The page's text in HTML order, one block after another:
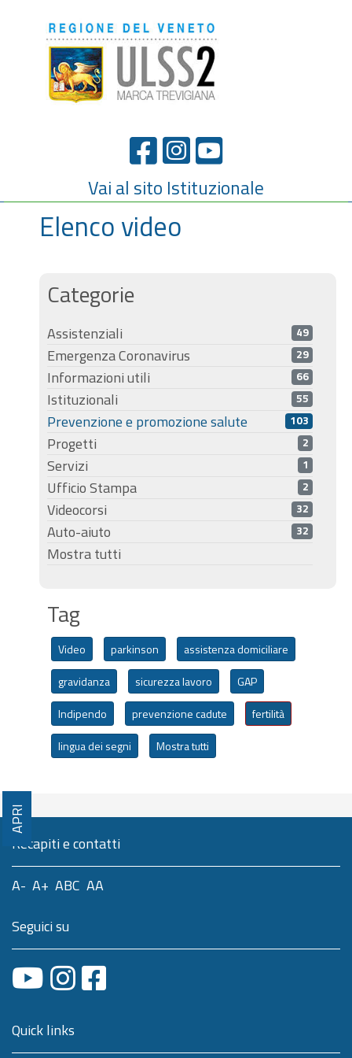
Vai al sito Istituzionale
Elenco video
Categorie
Assistenziali 49
Emergenza Coronavirus 29
Informazioni utili 66
Istituzionali 55
Prevenzione e promozione salute 103
Progetti 2
Servizi 1
Ufficio Stampa 2
Videocorsi 32
Auto-aiuto 32
Mostra tutti
Tag
Video parkinson
assistenza domiciliare
gravidanza
sicurezza lavoro
GAP
Indipendo
prevenzione cadute
fertilità
lingua dei segni
Mostra tutti
APRI
Recapiti e contatti
A- A+ ABC AA
Seguici su
Quick links